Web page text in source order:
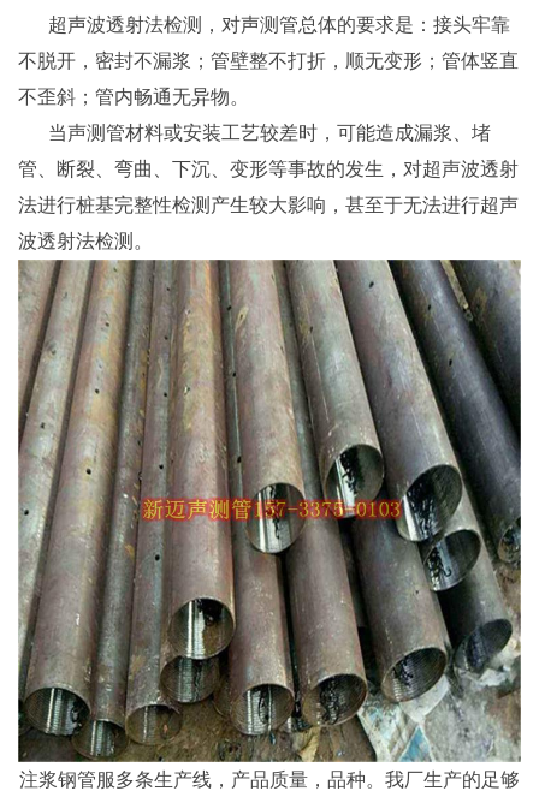
超声波透射法检测，对声测管总体的要求是：接头牢靠
不脱开，密封不漏浆；管壁整不打折，顺无变形；管体竖直
不歪斜；管内畅通无异物。
当声测管材料或安装工艺较差时，可能造成漏浆、堵
管、断裂、弯曲、下沉、变形等事故的发生，对超声波透射
法进行桩基完整性检测产生较大影响，甚至于无法进行超声
波透射法检测。
注浆钢管服多条生产线，产品质量，品种。我厂生产的足够